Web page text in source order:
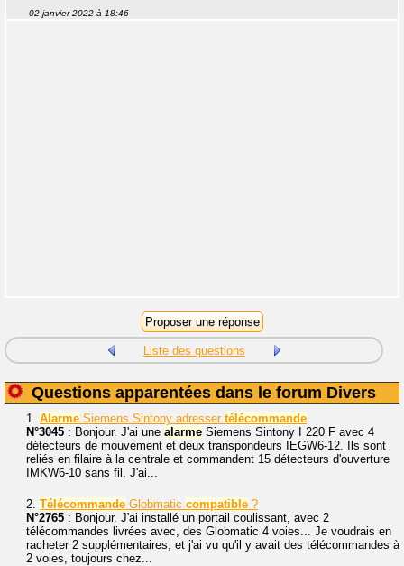
02 janvier 2022 à 18:46
Liste des questions
Questions apparentées dans le forum Divers
1. Alarme Siemens Sintony adresser télécommande
N°3045 : Bonjour. J'ai une alarme Siemens Sintony I 220 F avec 4
détecteurs de mouvement et deux transpondeurs IEGW6-12. Ils sont
reliés en filaire à la centrale et commandent 15 détecteurs d'ouverture
IMKW6-10 sans fil. J'ai...
2. Télécommande Globmatic compatible ?
N°2765 : Bonjour. J'ai installé un portail coulissant, avec 2
télécommandes livrées avec, des Globmatic 4 voies... Je voudrais en
racheter 2 supplémentaires, et j'ai vu qu'il y avait des télécommandes à
2 voies, toujours chez...